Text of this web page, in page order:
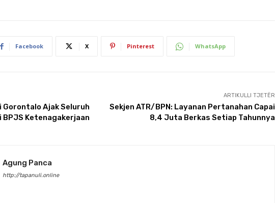
Facebook X Pinterest WhatsApp
Ajak Seluruh
BPJS Ketenagakerjaan
ARTIKULLI TJETËR
Sekjen ATR/BPN: Layanan Pertanahan Capai
8,4 Juta Berkas Setiap Tahunnya
Agung Panca
http://tapanuli.online